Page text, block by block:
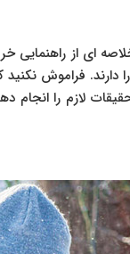
ای از
دارند. فراموش
لازم را